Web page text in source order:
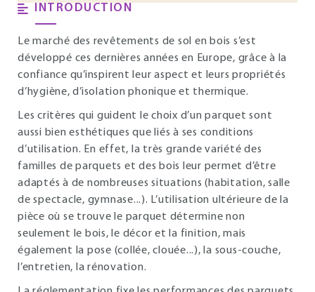
INTRODUCTION
Le marché des revêtements de sol en bois s’est
développé ces dernières années en Europe, grâce à la
confiance qu’inspirent leur aspect et leurs propriétés
d’hygiène, d’isolation phonique et thermique.
Les critères qui guident le choix d’un parquet sont
aussi bien esthétiques que liés à ses conditions
d’utilisation. En effet, la très grande variété des
familles de parquets et des bois leur permet d’être
adaptés à de nombreuses situations (habitation, salle
de spectacle, gymnase...). L’utilisation ultérieure de la
pièce où se trouve le parquet détermine non
seulement le bois, le décor et la finition, mais
également la pose (collée, clouée...), la sous-couche,
l’entretien, la rénovation.